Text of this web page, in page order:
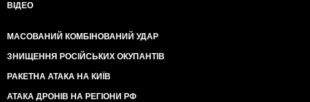
ВІДЕО
МАСОВАНИЙ КОМБІНОВАНИЙ УДАР
ЗНИЩЕННЯ РОСІЙСЬКИХ ОКУПАНТІВ
РАКЕТНА АТАКА НА КИЇВ
АТАКА ДРОНІВ НА РЕГІОНИ РФ